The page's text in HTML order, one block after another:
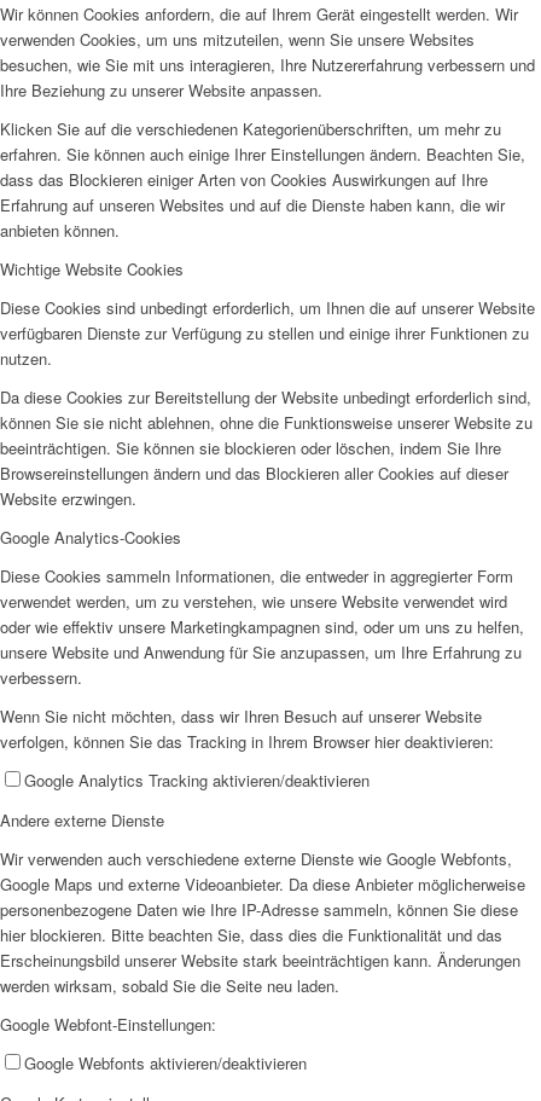
AHOI
PKD
EFUS jetzt auch mobil: Der Bus tourt durch den Kreis
– die Termine
Kinderschutz
Wir können Cookies anfordern, die auf Ihrem Gerät eingestellt werden. Wir
verwenden Cookies, um uns mitzuteilen, wenn Sie unsere Websites
besuchen, wie Sie mit uns interagieren, Ihre Nutzererfahrung verbessern und
Ihre Beziehung zu unserer Website anpassen.
Klicken Sie auf die verschiedenen Kategorienüberschriften, um mehr zu
erfahren. Sie können auch einige Ihrer Einstellungen ändern. Beachten Sie,
dass das Blockieren einiger Arten von Cookies Auswirkungen auf Ihre
Erfahrung auf unseren Websites und auf die Dienste haben kann, die wir
anbieten können.
Wichtige Website Cookies
Diese Cookies sind unbedingt erforderlich, um Ihnen die auf unserer Website
verfügbaren Dienste zur Verfügung zu stellen und einige ihrer Funktionen zu
nutzen.
Da diese Cookies zur Bereitstellung der Website unbedingt erforderlich sind,
können Sie sie nicht ablehnen, ohne die Funktionsweise unserer Website zu
beeinträchtigen. Sie können sie blockieren oder löschen, indem Sie Ihre
Browsereinstellungen ändern und das Blockieren aller Cookies auf dieser
Website erzwingen.
Google Analytics-Cookies
Diese Cookies sammeln Informationen, die entweder in aggregierter Form
verwendet werden, um zu verstehen, wie unsere Website verwendet wird
oder wie effektiv unsere Marketingkampagnen sind, oder um uns zu helfen,
unsere Website und Anwendung für Sie anzupassen, um Ihre Erfahrung zu
verbessern.
Wenn Sie nicht möchten, dass wir Ihren Besuch auf unserer Website
verfolgen, können Sie das Tracking in Ihrem Browser hier deaktivieren:
Google Analytics Tracking aktivieren/deaktivieren
Andere externe Dienste
Wir verwenden auch verschiedene externe Dienste wie Google Webfonts,
Google Maps und externe Videoanbieter. Da diese Anbieter möglicherweise
personenbezogene Daten wie Ihre IP-Adresse sammeln, können Sie diese
hier blockieren. Bitte beachten Sie, dass dies die Funktionalität und das
Erscheinungsbild unserer Website stark beeinträchtigen kann. Änderungen
werden wirksam, sobald Sie die Seite neu laden.
Google Webfont-Einstellungen:
Google Webfonts aktivieren/deaktivieren